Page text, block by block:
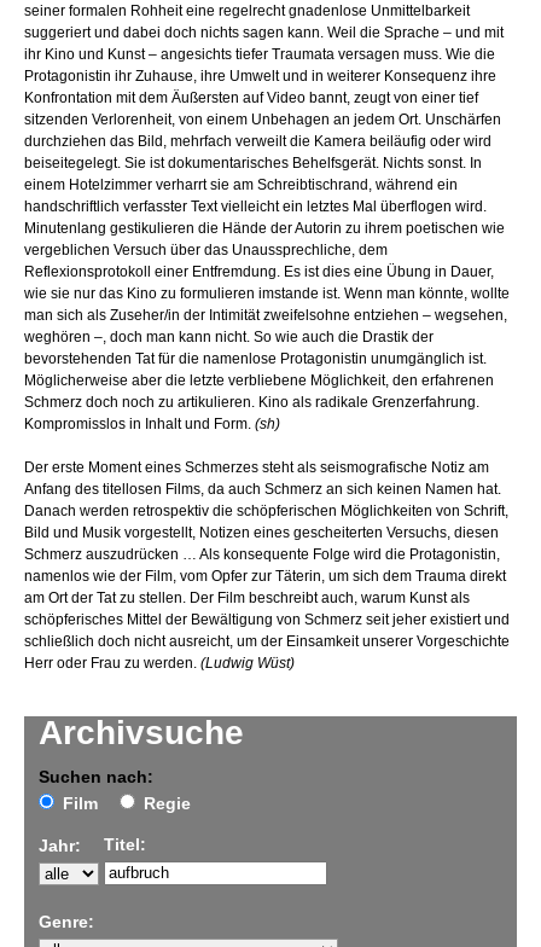
Archivsuche
Suchen nach:
Film
Regie
Jahr: Titel:
Genre:
seiner formalen Rohheit eine regelrecht gnadenlose Unmittelbarkeit
suggeriert und dabei doch nichts sagen kann. Weil die Sprache – und mit
ihr Kino und Kunst – angesichts tiefer Traumata versagen muss. Wie die
Protagonistin ihr Zuhause, ihre Umwelt und in weiterer Konsequenz ihre
Konfrontation mit dem Äußersten auf Video bannt, zeugt von einer tief
sitzenden Verlorenheit, von einem Unbehagen an jedem Ort. Unschärfen
durchziehen das Bild, mehrfach verweilt die Kamera beiläufig oder wird
beiseitegelegt. Sie ist dokumentarisches Behelfsgerät. Nichts sonst. In
einem Hotelzimmer verharrt sie am Schreibtischrand, während ein
handschriftlich verfasster Text vielleicht ein letztes Mal überflogen wird.
Minutenlang gestikulieren die Hände der Autorin zu ihrem poetischen wie
vergeblichen Versuch über das Unaussprechliche, dem
Reflexionsprotokoll einer Entfremdung. Es ist dies eine Übung in Dauer,
wie sie nur das Kino zu formulieren imstande ist. Wenn man könnte, wollte
man sich als Zuseher/in der Intimität zweifelsohne entziehen – wegsehen,
weghören –, doch man kann nicht. So wie auch die Drastik der
bevorstehenden Tat für die namenlose Protagonistin unumgänglich ist.
Möglicherweise aber die letzte verbliebene Möglichkeit, den erfahrenen
Schmerz doch noch zu artikulieren. Kino als radikale Grenzerfahrung.
Kompromisslos in Inhalt und Form. (sh)
Der erste Moment eines Schmerzes steht als seismografische Notiz am
Anfang des titellosen Films, da auch Schmerz an sich keinen Namen hat.
Danach werden retrospektiv die schöpferischen Möglichkeiten von Schrift,
Bild und Musik vorgestellt, Notizen eines gescheiterten Versuchs, diesen
Schmerz auszudrücken … Als konsequente Folge wird die Protagonistin,
namenlos wie der Film, vom Opfer zur Täterin, um sich dem Trauma direkt
am Ort der Tat zu stellen. Der Film beschreibt auch, warum Kunst als
schöpferisches Mittel der Bewältigung von Schmerz seit jeher existiert und
schließlich doch nicht ausreicht, um der Einsamkeit unserer Vorgeschichte
Herr oder Frau zu werden. (Ludwig Wüst)